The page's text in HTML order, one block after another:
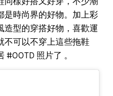
是時尚界的好物。加上彩
造型的穿搭好物，喜歡運
不可以不穿上這些拖鞋
照片了 。